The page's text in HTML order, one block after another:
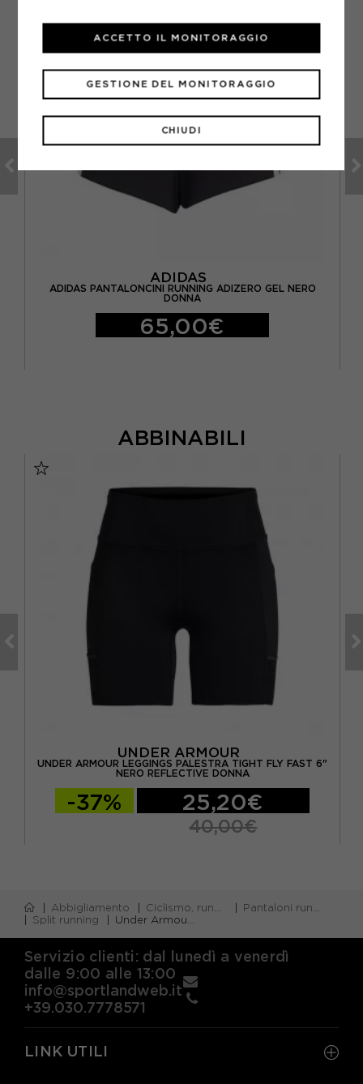
ADIDAS
ADIDAS PANTALONCINI RUNNING ADIZERO GEL NERO
DONNA
65,00€
ABBINABILI
UNDER ARMOUR
UNDER ARMOUR LEGGINGS PALESTRA TIGHT FLY FAST 6"
NERO REFLECTIVE DONNA
-37% 25,20€
40,00€
Abbigliamento Ciclismo, running e piscina
Pantaloni running corti
Split running
Under Armour Pantaloncini Running Velociti Pro 3" Ultimate Nero Reflective Donna
Servizio clienti: dal lunedì a venerdì
dalle 9:00 alle 13:00
info@sportlandweb.it
+39.030.7778571
LINK UTILI
CHIUDI
GESTIONE DEL MONITORAGGIO
ACCETTO IL MONITORAGGIO